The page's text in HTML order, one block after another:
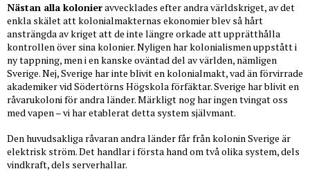
Nästan alla kolonieravvecklades efter andra världskriget, av det
enkla skälet att kolonialmakternas ekonomier blev så hårt
ansträngda av kriget att de inte längre orkade att upprätthålla
kontrollen över sina kolonier. Nyligen har kolonialismen uppstått i
ny tappning, men i en kanske oväntad del av världen, nämligen
Sverige. Nej, Sverige har inte blivit en kolonialmakt, vad än förvirrade
akademiker vid Södertörns Högskola förfäktar. Sverige har blivit en
råvarukoloni för andra länder. Märkligt nog har ingen tvingat oss
med vapen – vi har etablerat detta system självmant.
Den huvudsakliga råvaran andra länder får från kolonin Sverige är
elektrisk ström. Det handlar i första hand om två olika system, dels
vindkraft, dels serverhallar.